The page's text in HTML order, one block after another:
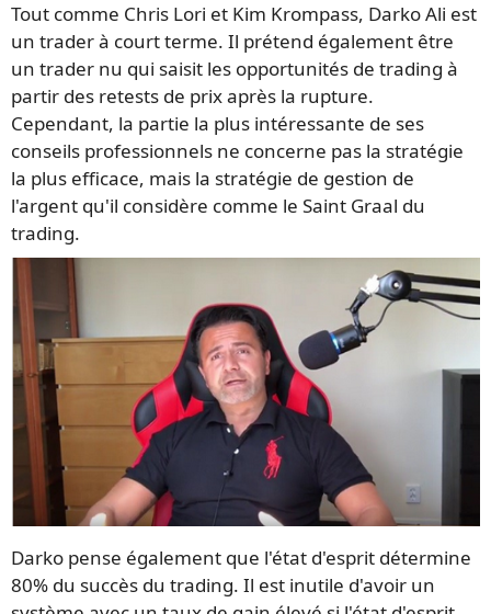
Tout comme Chris Lori et Kim Krompass, Darko Ali est
un trader à court terme. Il prétend également être
un trader nu qui saisit les opportunités de trading à
partir des retests de prix après la rupture.
Cependant, la partie la plus intéressante de ses
conseils professionnels ne concerne pas la stratégie
la plus efficace, mais la stratégie de gestion de
l'argent qu'il considère comme le Saint Graal du
trading.
Darko pense également que l'état d'esprit détermine
80% du succès du trading. Il est inutile d'avoir un